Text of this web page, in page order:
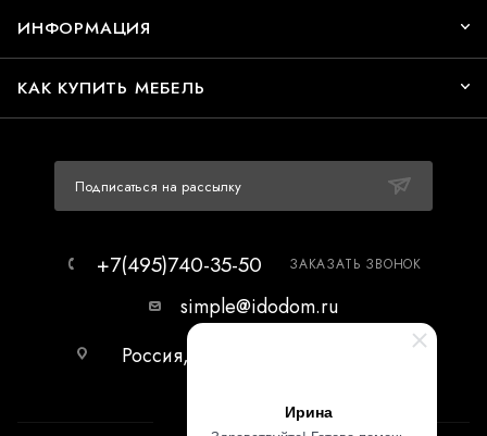
Ирина
ИНФОРМАЦИЯ
КАК КУПИТЬ МЕБЕЛЬ
Подписаться на рассылку
+7(495)740-35-50 ЗАКАЗАТЬ ЗВОНОК
simple@idodom.ru
Россия, г.Москва, МЦ Гранд-2,